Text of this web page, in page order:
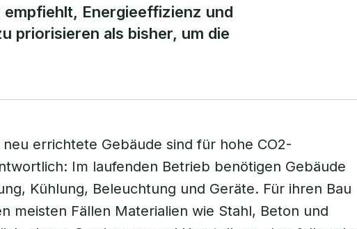
Energieeffizienz und
priorisieren als bisher, um die
errichtete Gebäude sind für hohe CO2-
Im laufenden Betrieb benötigen Gebäude
Kühlung, Beleuchtung und Geräte. Für ihren Bau
meisten Fällen Materialien wie Stahl, Beton und